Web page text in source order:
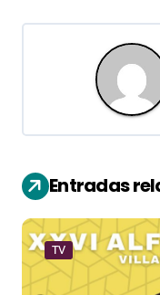
e
c
i
ó
n
Entradas
TV